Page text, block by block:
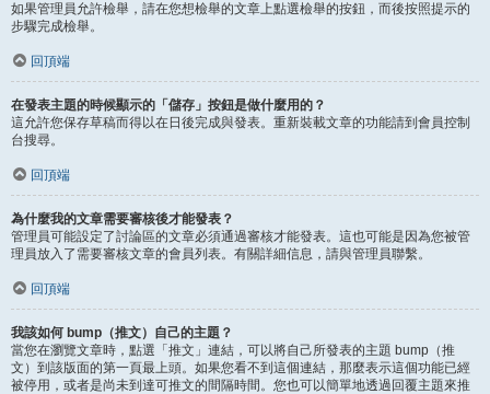
如果管理員允許檢舉，請在您想檢舉的文章上點選檢舉的按鈕，而後按照提示的
步驟完成檢舉。
回頂端
在發表主題的時候顯示的「儲存」按鈕是做什麼用的？
這允許您保存草稿而得以在日後完成與發表。重新裝載文章的功能請到會員控制
台搜尋。
回頂端
為什麼我的文章需要審核後才能發表？
管理員可能設定了討論區的文章必須通過審核才能發表。這也可能是因為您被管
理員放入了需要審核文章的會員列表。有關詳細信息，請與管理員聯繫。
回頂端
我該如何 bump（推文）自己的主題？
當您在瀏覽文章時，點選「推文」連結，可以將自己所發表的主題 bump（推
文）到該版面的第一頁最上頭。如果您看不到這個連結，那麼表示這個功能已經
被停用，或者是尚未到達可推文的間隔時間。您也可以簡單地透過回覆主題來推